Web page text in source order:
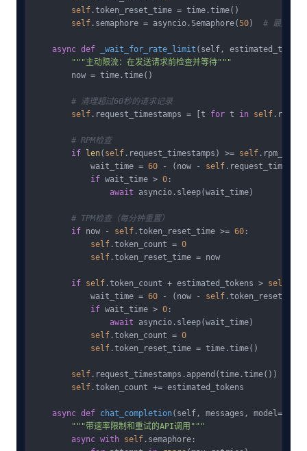
self .token_reset_time = time.time()
self .semaphore = asyncio.Semaphore(50) # 最大并发
async def _wait_for_rate_limit ( self,
"""主动限流：在发送请求前检查并等待"""
        now = time.time()
# 清理超过60秒的请求记录
self .request_timestamps = [t for t in self
# RPM检查
if
len( self .request_timestamps) >= self
            wait_time =
60 - (now - self
if wait_time > 0 :
await asyncio.sleep(wait_time)
# TPM检查（每分钟重置）
if now - self .token_reset_time >= 60 :
self .token_count = 0
self .token_reset_time = now
if self .token_count + estimated_tokens > self
            wait_time =
60 - (now - self
if wait_time > 0 :
await asyncio.sleep(wait_time)
self .token_count = 0
self .token_reset_time = time.time()
self .request_timestamps.append(time.time())
self .token_count += estimated_tokens
async def chat_completion( self, messages, model=
"""带速率限制和重试的API调用"""
async with self .semaphore: